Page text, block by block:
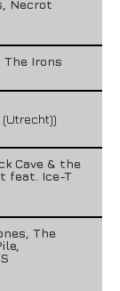
Necrot
The Irons
Cave & the
feat. Ice-T
The